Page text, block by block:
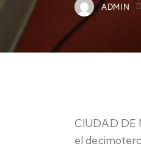
ADMIN
CIUDAD DE
el